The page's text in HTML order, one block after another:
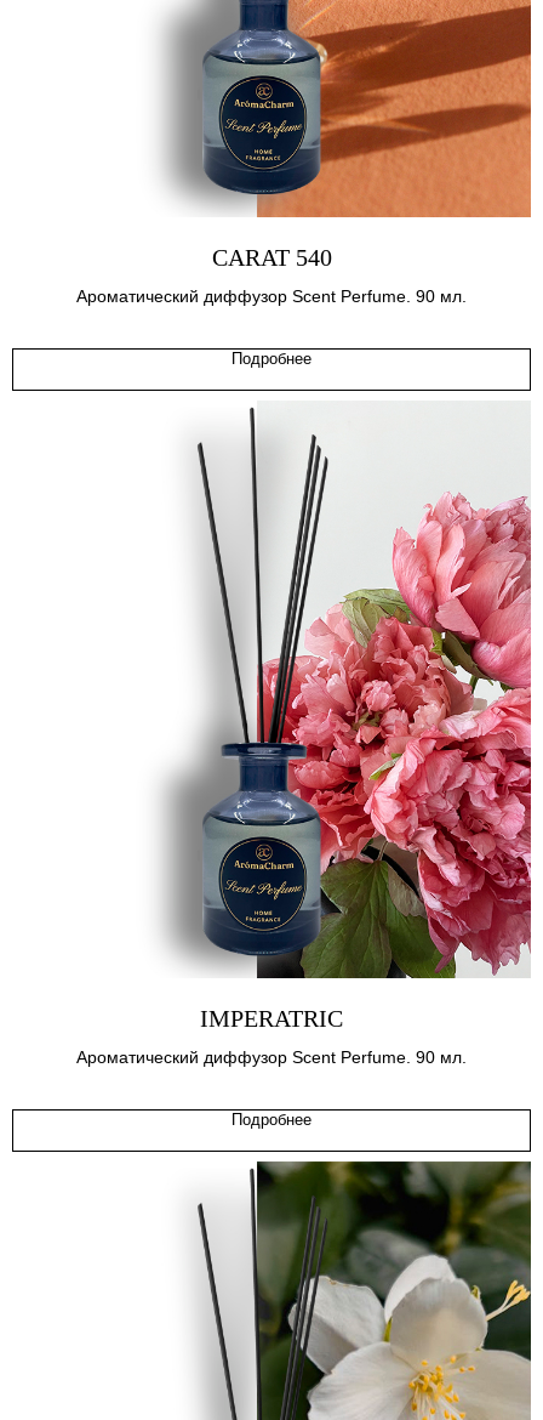
CARAT 540
Ароматический диффузор Scent Perfume. 90 мл.
Подробнее
IMPERATRIC
Ароматический диффузор Scent Perfume. 90 мл.
Подробнее